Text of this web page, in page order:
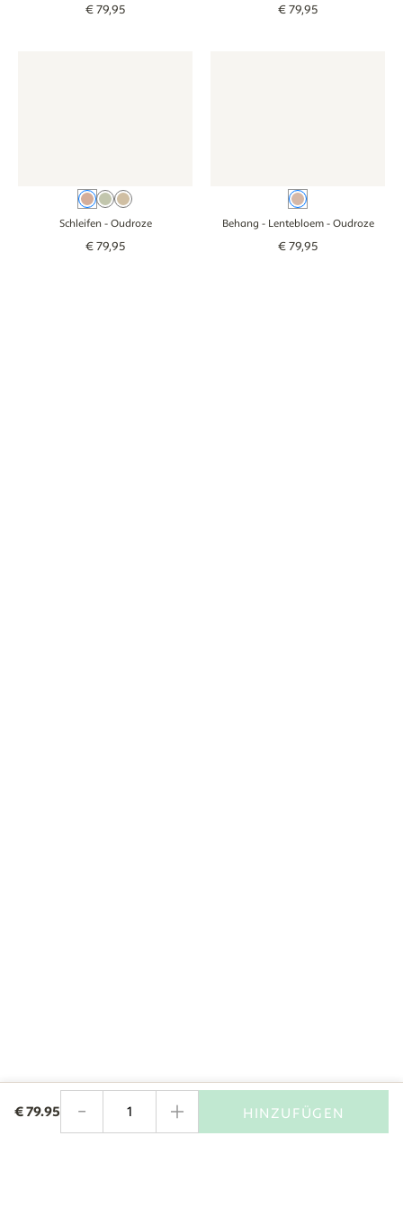
€79.95 - + HINZUFÜGEN
€79,95 €79,95
Oudroze
GroenBeige
Schleifen- Oudroze
€79,95
Oudroze
Behang - Lentebloem- Oudroze
€79,95